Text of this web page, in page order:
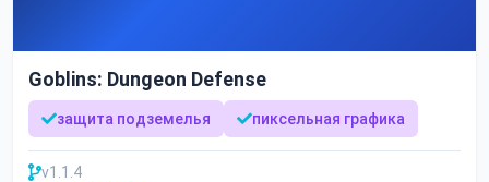
Goblins: Dungeon Defense
защита подземелья пиксельная графика
v1.1.4